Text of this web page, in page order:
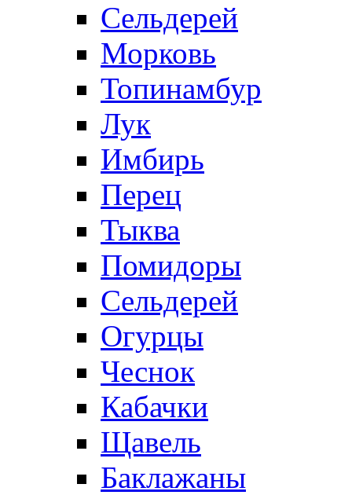
Сельдерей
Морковь
Топинамбур
Лук
Имбирь
Перец
Тыква
Помидоры
Сельдерей
Огурцы
Чеснок
Кабачки
Щавель
Баклажаны